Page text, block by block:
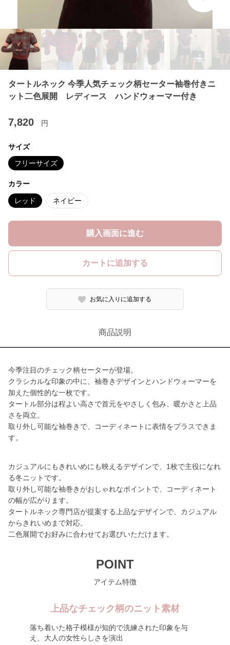
タートルネック 今季人気チェック柄セーター袖巻付きニ
ット二色展開 レディース ハンドウォーマー付き
7,820 円
サイズ
フリーサイズ
カラー
レッド ネイビー
購入画面に進む
カートに追加する
お気に入りに追加する
商品説明
今季注目のチェック柄セーターが登場。
クラシカルな印象の中に、袖巻きデザインとハンドウォーマーを
加えた個性的な一枚です。
タートル部分は程よい高さで首元をやさしく包み、暖かさと上品
さを両立。
取り外し可能な袖巻きで、コーディネートに表情をプラスできま
す。
カジュアルにもきれいめにも映えるデザインで、1枚で主役になれ
る冬ニットです。
取り外し可能な袖巻きがおしゃれなポイントで、コーディネート
の幅が広がります。
タートルネック専門店が提案する上品なデザインで、カジュアル
からきれいめまで対応。
二色展開でお好みに合わせてお選びいただけます。
POINT
アイテム特徴
上品なチェック柄のニット素材
落ち着いた格子模様が知的で洗練された印象を与
え、大人の女性らしさを演出